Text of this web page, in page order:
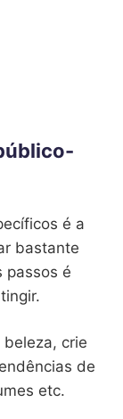
é a
bastante
passos é
crie
de
etc.